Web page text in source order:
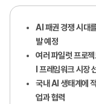
AI 패권 경쟁 시대
발 예정
여러 파일럿 프로
I프레임워크 시장
국내 AI 생태계에
업과 협력